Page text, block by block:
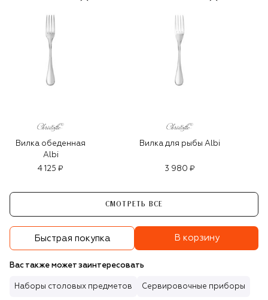
Вилка обеденная
Albi
4 125 ₽
Вилка для рыбы Albi
3 980 ₽
СМОТРЕТЬ ВСЕ
Быстрая покупка В корзину
Вас также может заинтересовать
Наборы столовых предметов Сервировочные приборы